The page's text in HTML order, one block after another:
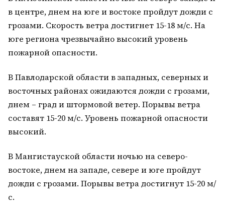
в центре, днем на юге и востоке пройдут дожди с
грозами. Скорость ветра достигнет 15-18 м/с. На
юге региона чрезвычайно высокий уровень
пожарной опасности.
В Павлодарской области в западных, северных и
восточных районах ожидаются дожди с грозами,
днем – град и штормовой ветер. Порывы ветра
составят 15-20 м/с. Уровень пожарной опасности
высокий.
В Мангистауской области ночью на северо-
востоке, днем на западе, севере и юге пройдут
дожди с грозами. Порывы ветра достигнут 15-20 м/
с.